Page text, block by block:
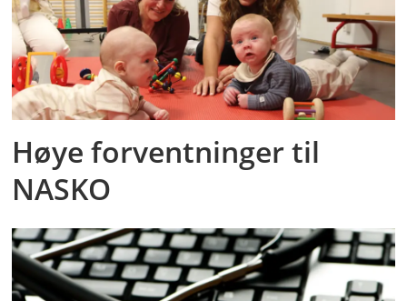
Høye forventninger til
NASKO